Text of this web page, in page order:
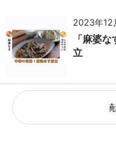
2023年12
「麻婆
立